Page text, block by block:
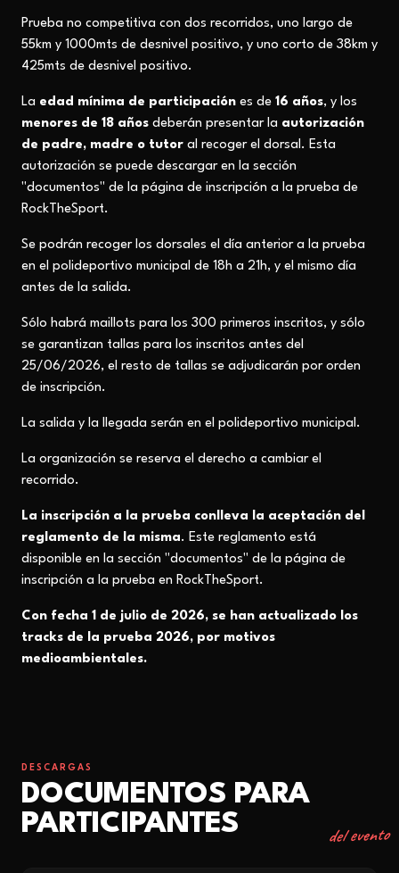
Prueba no competitiva con dos recorridos, uno largo de
55km y 1000mts de desnivel positivo, y uno corto de 38km y
425mts de desnivel positivo.
La edad mínima de participación es de 16 años, y los
menores de 18 años deberán presentar la autorización
de padre, madre o tutor al recoger el dorsal. Esta
autorización se puede descargar en la sección
"documentos" de la página de inscripción a la prueba de
RockTheSport.
Se podrán recoger los dorsales el día anterior a la prueba
en el polideportivo municipal de 18h a 21h, y el mismo día
antes de la salida.
Sólo habrá maillots para los 300 primeros inscritos, y sólo
se garantizan tallas para los inscritos antes del
25/06/2026, el resto de tallas se adjudicarán por orden
de inscripción.
La salida y la llegada serán en el polideportivo municipal.
La organización se reserva el derecho a cambiar el
recorrido.
La inscripción a la prueba conlleva la aceptación del
reglamento de la misma. Este reglamento está
disponible en la sección "documentos" de la página de
inscripción a la prueba en RockTheSport.
Con fecha 1 de julio de 2026, se han actualizado los
tracks de la prueba 2026, por motivos
medioambientales.
DESCARGAS
DOCUMENTOS PARA
PARTICIPANTES
del evento